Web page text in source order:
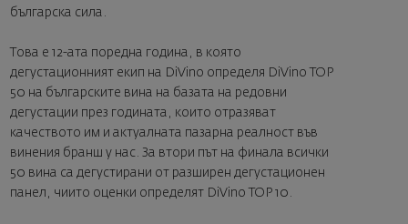
българска сила.
Това е 12-ата поредна година, в която
дегустационният екип на DiVino определя DiVino TOP
50 на българските вина на базата на редовни
дегустации през годината, които отразяват
качеството им и актуалната пазарна реалност във
винения бранш у нас. За втори път на финала всички
50 вина са дегустирани от разширен дегустационен
панел, чиито оценки определят DiVino TOP 10.